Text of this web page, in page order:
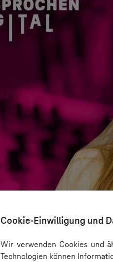
Cookie-Einwilligung und
Wir verwenden Cookies und
Technologien können